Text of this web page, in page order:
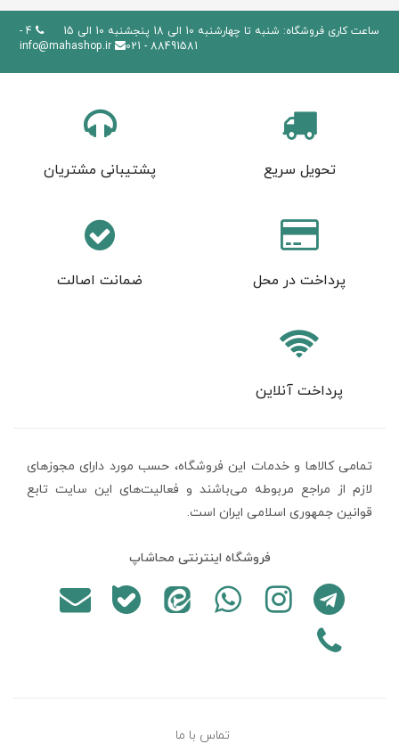
ساعت کاری فروشگاه: شنبه تا چهارشنبه 10 الی 18 پنجشنبه 10 الی 15
4 -
88491581 - 021
info@mahashop.ir
تحویل سریع پشتیبانی مشتریان
پرداخت در محل ضمانت اصالت
پرداخت آنلاین
تمامی كالاها و خدمات اين فروشگاه، حسب مورد دارای مجوزهای
لازم از مراجع مربوطه می‌باشند و فعاليت‌های اين سايت تابع
قوانين جمهوری اسلامی ایران است.
فروشگاه اینترنتی محاشاپ
تماس با ما